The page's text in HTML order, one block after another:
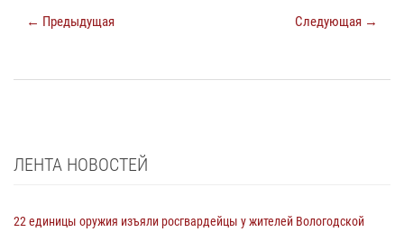
← Предыдущая Следующая →
ЛЕНТА НОВОСТЕЙ
22 единицы оружия изъяли росгвардейцы у жителей Вологодской